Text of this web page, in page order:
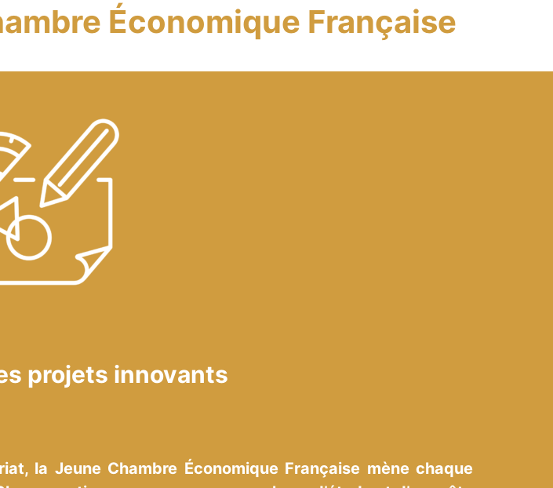
Économique Française
projets innovants
la Jeune Chambre Économique Française mène chaque